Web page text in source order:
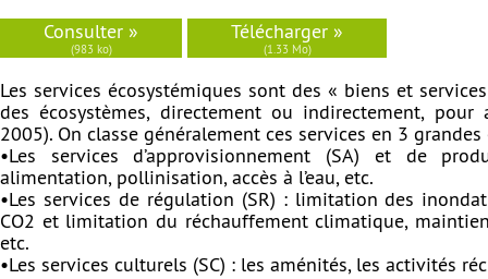
Consulter »
(983 ko)
Télécharger »
(1.33 Mo)
Les services écosystémiques sont des « biens et
des écosystèmes, directement ou indirectement, pour
2005). On classe généralement ces services en 3
•Les services d’approvisionnement (SA) et de
alimentation, pollinisation, accès à l’eau, etc.
•Les services de régulation (SR) : limitation des
CO2 et limitation du réchauffement climatique,
etc.
•Les services culturels (SC) : les aménités, les activités